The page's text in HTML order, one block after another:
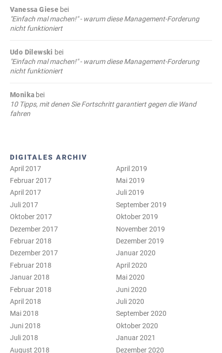
Vanessa Giese bei
"Einfach mal machen!" - warum diese Management-Forderung
nicht funktioniert
Udo Dilewski bei
"Einfach mal machen!" - warum diese Management-Forderung
nicht funktioniert
Monika bei
10 Tipps, mit denen Sie Fortschritt garantiert gegen die Wand
fahren
DIGITALES ARCHIV
April 2017
Februar 2017
April 2017
Juli 2017
Oktober 2017
Dezember 2017
Februar 2018
Dezember 2017
Februar 2018
Januar 2018
Februar 2018
April 2018
Mai 2018
Juni 2018
Juli 2018
August 2018
April 2019
Mai 2019
Juli 2019
September 2019
Oktober 2019
November 2019
Dezember 2019
Januar 2020
April 2020
Mai 2020
Juni 2020
Juli 2020
September 2020
Oktober 2020
Januar 2021
Dezember 2020